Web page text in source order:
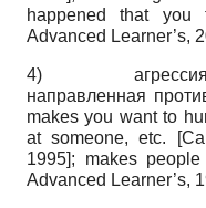
happened that
Advanced Learner’s,
4)
направленная
makes you want to
at someone, etc.
[
1995]; makes
Advanced Learner’s,